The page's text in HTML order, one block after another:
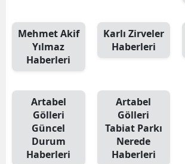
Kocaeli
Konya
Malatya
Manisa
Mehmet Akif
Yılmaz
Haberleri
Karlı Zirveler
Haberleri
Artabel
Gölleri
Güncel
Durum
Haberleri
Artabel
Gölleri
Tabiat Parkı
Nerede
Haberleri